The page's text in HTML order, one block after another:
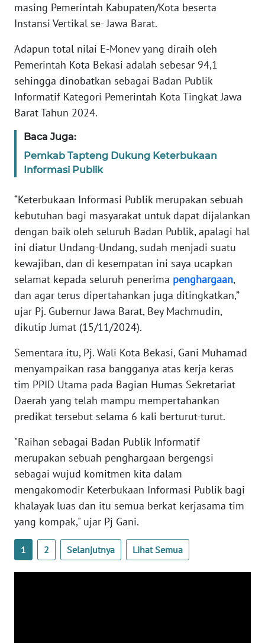
masing Pemerintah Kabupaten/Kota beserta
Instansi Vertikal se- Jawa Barat.
Adapun total nilai E-Monev yang diraih oleh
Pemerintah Kota Bekasi adalah sebesar 94,1
sehingga dinobatkan sebagai Badan Publik
Informatif Kategori Pemerintah Kota Tingkat Jawa
Barat Tahun 2024.
Baca Juga:
Pemkab Tapteng Dukung Keterbukaan
Informasi Publik
“Keterbukaan Informasi Publik merupakan sebuah
kebutuhan bagi masyarakat untuk dapat dijalankan
dengan baik oleh seluruh Badan Publik, apalagi hal
ini diatur Undang-Undang, sudah menjadi suatu
kewajiban, dan di kesempatan ini saya ucapkan
selamat kepada seluruh penerima penghargaan,
dan agar terus dipertahankan juga ditingkatkan,”
ujar Pj. Gubernur Jawa Barat, Bey Machmudin,
dikutip Jumat (15/11/2024).
Sementara itu, Pj. Wali Kota Bekasi, Gani Muhamad
menyampaikan rasa bangganya atas kerja keras
tim PPID Utama pada Bagian Humas Sekretariat
Daerah yang telah mampu mempertahankan
predikat tersebut selama 6 kali berturut-turut.
"Raihan sebagai Badan Publik Informatif
merupakan sebuah penghargaan bergengsi
sebagai wujud komitmen kita dalam
mengakomodir Keterbukaan Informasi Publik bagi
khalayak luas dan itu semua berkat kerjasama tim
yang kompak," ujar Pj Gani.
1 2 Selanjutnya Lihat Semua
WN
NTB
WN
SULTENG
WN
SULBAR
BABEL
SUMBAR
WN
SUMSEL
WN
WN
LAMPUNG
WN
JATENG
WN
NUSANTARA
JOGJA
WN
JATIM
WN
BALI